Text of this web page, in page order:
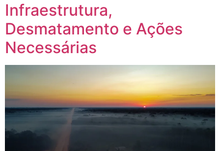
Infraestrutura,
Desmatamento e Ações
Necessárias